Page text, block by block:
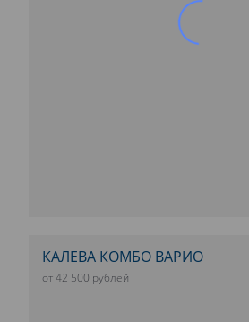
КАЛЕВА КОМБО ВАРИО
от 42 500 рублей